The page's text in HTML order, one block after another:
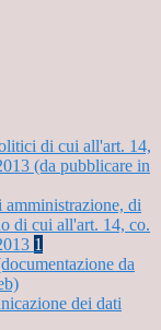
di cui all'art. 14,
(da pubblicare in
di
di cui all'art. 14, co.
1
da
dei dati